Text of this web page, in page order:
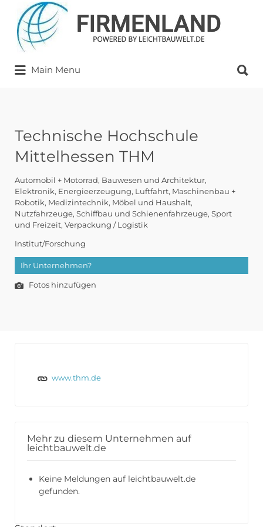
Suchen
nach:
Main Menu
nach:
Technische Hochschule
Mittelhessen THM
Automobil + Motorrad Bauwesen und Architektur
Elektronik Energieerzeugung Luftfahrt Maschinenbau +
Robotik Medizintechnik Möbel und Haushalt
Nutzfahrzeuge Schiffbau und Schienenfahrzeuge Sport
und Freizeit Verpackung / Logistik
Institut/Forschung
Ihr Unternehmen?
Fotos hinzufügen
www.thm.de
Mehr zu diesem Unternehmen auf
leichtbauwelt.de
Keine Meldungen auf leichtbauwelt.de
gefunden.